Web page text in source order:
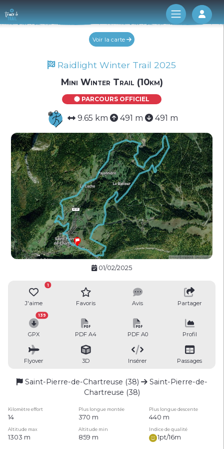
Log
Voir la carte
Raidlight Winter Trail 2025
Mini Winter Trail (10km)
PARCOURS OFFICIEL
9.65 km 491 m 491 m
01/02/2025
J'aime
1
Favoris Avis Partager
GPX
139
PDF A4 PDF A0 Profil
Flyover 3D Insérer Passages
Saint-Pierre-de-Chartreuse (38)
Saint-Pierre-de-
Chartreuse (38)
Kilomètre effort Plus longue montée Plus longue descente
14 370 m 440 m
Altitude max Altitude min Indice de qualité
1303 m 859 m 1pt/16m